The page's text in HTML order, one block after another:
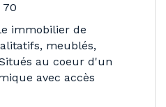
70
immobilier de
meublés,
au coeur d'un
avec accès